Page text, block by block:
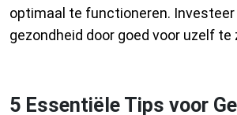
optimaal te functioneren. Investeer
gezondheid door goed voor uzelf te
5 Essentiële Tips voor